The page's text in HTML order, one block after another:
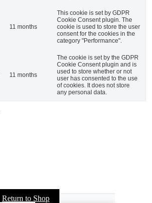
11 months
This cookie is set by GDPR
Cookie Consent plugin. The
cookie is used to store the user
consent for the cookies in the
category "Performance".
11 months
The cookie is set by the GDPR
Cookie Consent plugin and is
used to store whether or not
user has consented to the use
of cookies. It does not store
any personal data.
Return to Shop